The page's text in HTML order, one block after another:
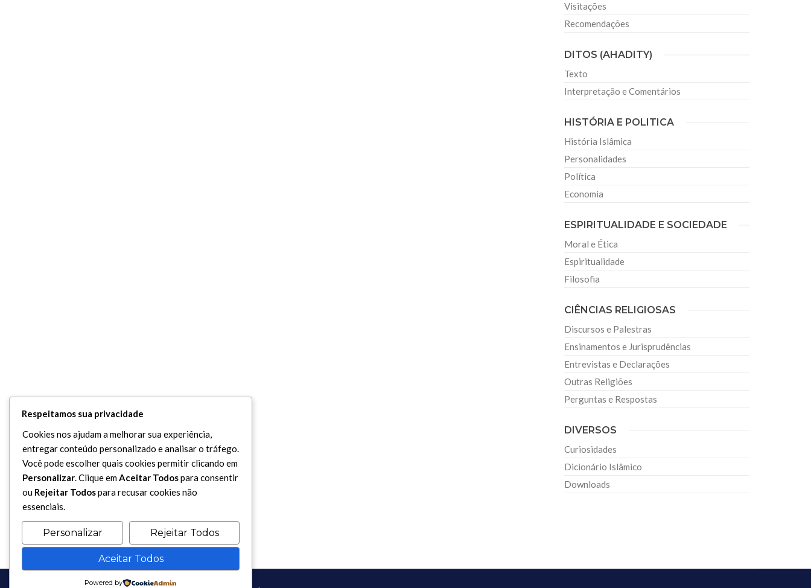
Visitações
Recomendações
DITOS (AHADITY)
Texto
Interpretação e Comentários
HISTÓRIA E POLITICA
História Islâmica
Personalidades
Política
Economia
ESPIRITUALIDADE E SOCIEDADE
Moral e Ética
Espiritualidade
Filosofia
CIÊNCIAS RELIGIOSAS
Discursos e Palestras
Ensinamentos e Jurisprudências
Entrevistas e Declarações
Outras Religiões
Perguntas e Respostas
DIVERSOS
Curiosidades
Dicionário Islâmico
Downloads
Respeitamos sua privacidade
Cookies nos ajudam a melhorar sua experiência,
entregar conteúdo personalizado e analisar o tráfego.
Você pode escolher quais cookies permitir clicando em
Personalizar. Clique emAceitar Todospara consentir
ou Rejeitar Todospara recusar cookies não
essenciais.
Personalizar Rejeitar Todos
Aceitar Todos
Powered by